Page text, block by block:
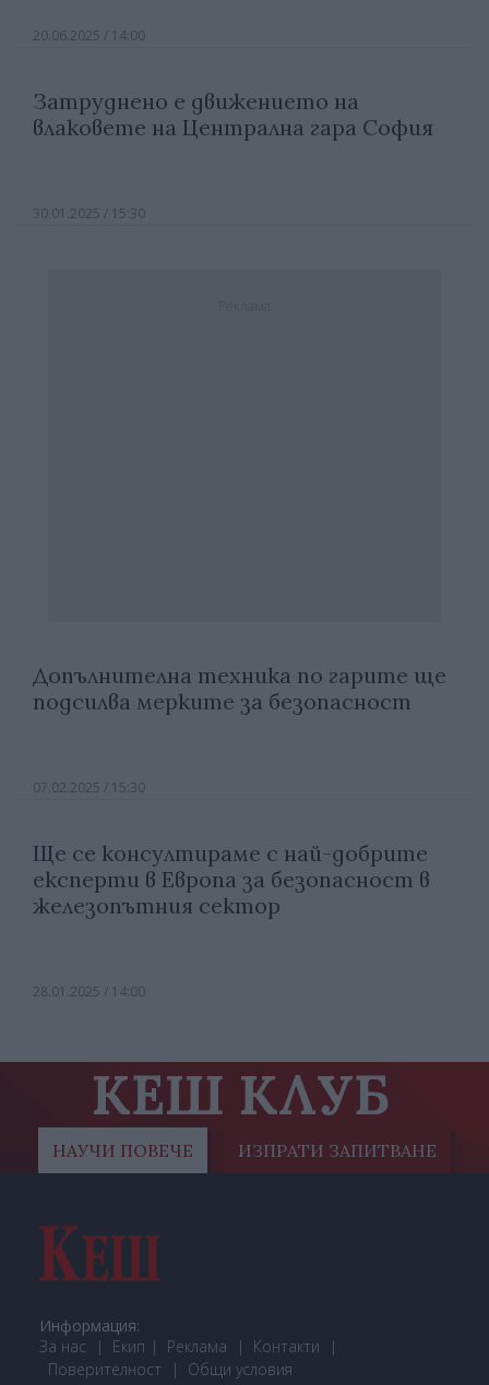
20.06.2025 / 14:00
Затруднено е движението на
влаковете на Централна гара София
30.01.2025 / 15:30
Допълнителна техника по гарите ще
подсилва мерките за безопасност
07.02.2025 / 15:30
Ще се консултираме с най-добрите
експерти в Европа за безопасност в
железопътния сектор
28.01.2025 / 14:00
КЕШ КЛУБ
НАУЧИ ПОВЕЧЕ ИЗПРАТИ ЗАПИТВАНЕ
Информация:
За нас
Екип Реклама
Контакти
Поверителност
Общи условия